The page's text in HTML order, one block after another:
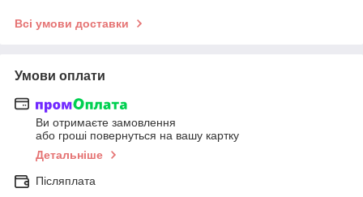
Всі умови доставки
Умови оплати
Ви отримаєте замовлення
або гроші повернуться на вашу картку
Детальніше
Післяплата